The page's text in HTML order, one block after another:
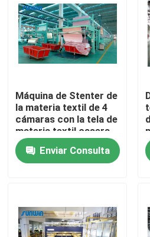
Productos
máquina del stenter de la
Máquina de Stenter de la
Secadora de la materia textil
Aprestadora de la materia
Máquina de Stenter de
la materia textil de 4
cámaras con la tela de
materia textil casera
del dispositivo de
procesamiento por
lotes por lotes del
Enviar Consulta